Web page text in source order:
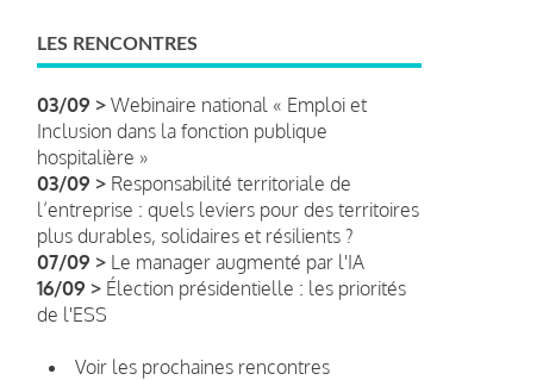
LES RENCONTRES
03/09 > Webinaire national « Emploi et
Inclusion dans la fonction publique
hospitalière »
03/09 > Responsabilité territoriale de
l’entreprise : quels leviers pour des territoires
plus durables, solidaires et résilients ?
07/09 > Le manager augmenté par l'IA
16/09 > Élection présidentielle : les priorités
de l'ESS
Voir les prochaines rencontres